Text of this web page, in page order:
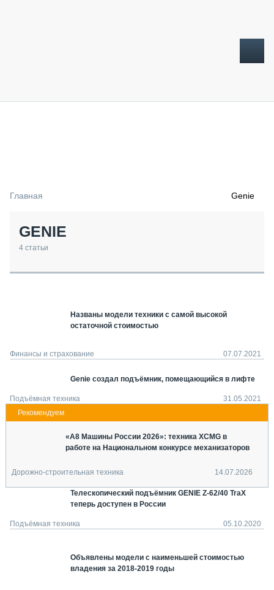
ТЕХНИКА КРУПНЫМ ПЛАНОМ
МЕРОПРИЯТИЯ
О ПРОЕКТЕ
Главная Genie
GENIE
4 статьи
Названы модели техники с самой высокой
остаточной стоимостью
Финансы и страхование 07.07.2021
Genie создал подъёмник, помещающийся в лифте
Подъёмная техника 31.05.2021
«А8 Машины России 2026»: техника XCMG в
работе на Национальном конкурсе механизаторов
Дорожно-строительная техника 14.07.2026
Телескопический подъёмник GENIE Z-62/40 TraX
теперь доступен в России
Подъёмная техника 05.10.2020
Объявлены модели с наименьшей стоимостью
владения за 2018-2019 годы